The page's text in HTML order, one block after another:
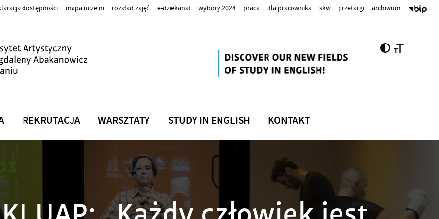
dostępności mapa uczelni rozkład zajęć e-dziekanat wybory 2024 praca dla pracownika skw przetargi archiwum
REKRUTACJA WARSZTATY STUDY IN ENGLISH KONTAKT